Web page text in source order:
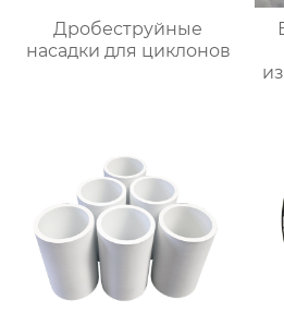
Дробеструйные
насадки для циклонов